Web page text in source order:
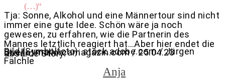
(…)“
Tja: Sonne, Alkohol und eine Männertour sind nicht
immer eine gute Idee. Schön wäre ja noch
gewesen, zu erfahren, wie die Partnerin des
Mannes letztlich reagiert hat…Aber hier endet die
absurde Story.
Quelle: mallorcamagazin.com / 25.04.23
Bild (Symbolfoto): stock.adobe.com / Jürgen
Fälchle
Anja